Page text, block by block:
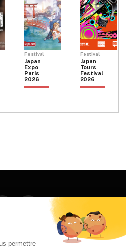
Festival
Japan
Expo
Paris
2026
Festival
Japan
Tours
Festival
2026
Instagram
CONTACT